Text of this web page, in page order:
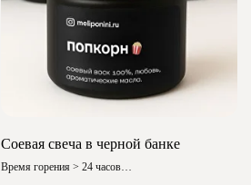
Соевая свеча в черной банке
Время горения > 24 часов